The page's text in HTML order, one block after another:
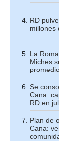
RD
millones
La
Miches
promedio
Se
Cana:
RD en
Plan de
Cana: